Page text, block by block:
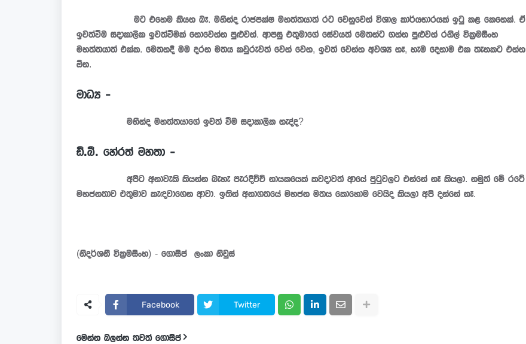
මට එහෙම කියන බෑ. මහින්ද රාජපක්ෂ මහත්තයාත් රට වෙනුවෙන් විශාල කාර්යභාරයක් ඉටු කළ කෙනෙක්. ඒ
ඉවත්වීම සදාකාලික ඉවත්වීමක් නොවෙන්න පුළුවන්. ආපසු එතුමාගේ සේවයත් මෙතන්ට ගන්න පුළුවන් රනිල් වික්‍රමසිංහ
මහත්තයාත් එක්ක. මෙතනදි මම දරන මතය කවුරුවත් වෙන් වෙන, ඉවත් වෙන්න අවශ්‍ය නෑ, හැම දෙනාම එක තැනකට එන්න
ඕන.
මාධ්‍ය -
මහින්ද මහත්තයාගේ ඉවත් වීම සදාකාලික නැද්ද?
ඩී.බී. හේරත් මහතා -
අපිට අනාවැකි කියන්න බැහැ පැරදිච්චි නායකයෙක් කවදාවත් ආයේ පුටුවලට එන්නේ නෑ කියලා. නමුත් මේ රටේ
මහජනතාව එතුමාව කැඳවාගෙන ආවා. ඉතින් අනාගතයේ මහජන මතය කොහොම වෙයිද කියලා අපි දන්නේ නෑ.
(නිදර්ශනී වික්‍රමසිංහ) - ගොසිප් ලංකා නිවුස්
Facebook Twitter
මෙන්න බලන්න තවත් ගොසිප්